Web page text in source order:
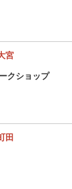
宮
クショップ
田